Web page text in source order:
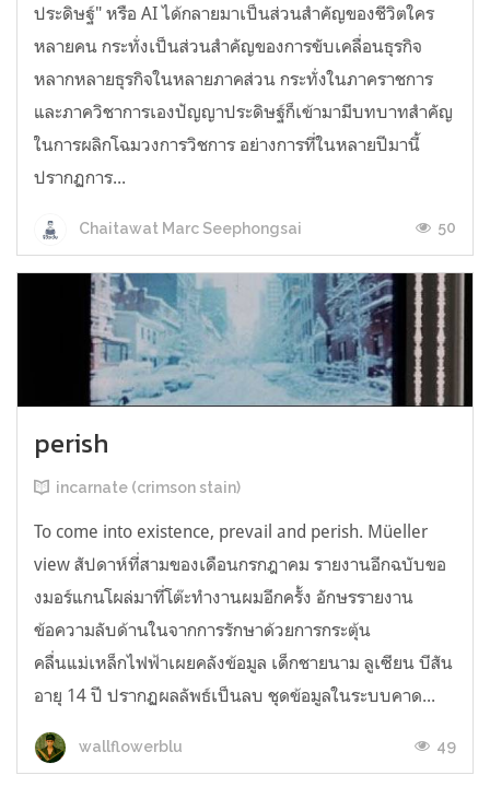
ประดิษฐ์" หรือ AI ได้กลายมาเป็นส่วนสำคัญของชีวิตใคร
หลายคน กระทั่งเป็นส่วนสำคัญของการขับเคลื่อนธุรกิจ
หลากหลายธุรกิจในหลายภาคส่วน กระทั่งในภาคราชการ
และภาควิชาการเองปัญญาประดิษฐ์ก็เข้ามามีบทบาทสำคัญ
ในการผลิกโฉมวงการวิชการ อย่างการที่ในหลายปีมานี้
ปรากฏการ...
Chaitawat Marc Seephongsai 50
perish
incarnate (crimson stain)
To come into existence, prevail and perish. Müeller
view สัปดาห์ที่สามของเดือนกรกฎาคม รายงานอีกฉบับขอ
งมอร์แกนโผล่มาที่โต๊ะทำงานผมอีกครั้ง อักษรรายงาน
ข้อความลับด้านในจากการรักษาด้วยการกระตุ้น
คลื่นแม่เหล็กไฟฟ้าเผยคลังข้อมูล เด็กชายนาม ลูเซียน บีสัน
อายุ 14 ปี ปรากฏผลลัพธ์เป็นลบ ชุดข้อมูลในระบบคาด...
wallflowerblu 49